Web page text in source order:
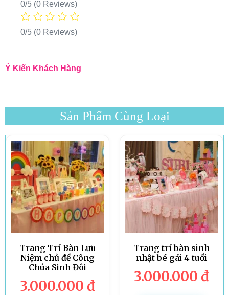
0/5 (0 Reviews)
0/5 (0 Reviews)
Ý Kiến Khách Hàng
Sản Phẩm Cùng Loại
Trang Trí Bàn Lưu
Niệm chủ đề Công
Chúa Sinh Đôi
3.000.000 đ
Trang trí bàn sinh
nhật bé gái 4 tuổi
3.000.000 đ